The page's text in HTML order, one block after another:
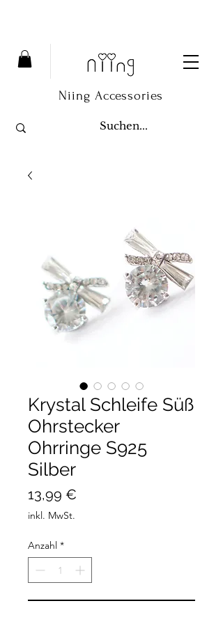
Niing Accessories
Krystal Schleife Süß
Ohrstecker
Ohrringe S925
Silber
13,99 €
inkl. MwSt.
Anzahl *